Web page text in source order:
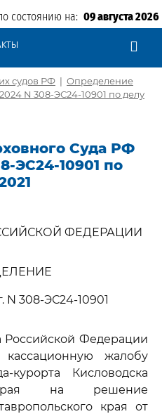
состоянию на: 09 августа 2026
судов РФ | Определение
N 308-ЭС24-10901 по делу
Суда РФ
ЭС24-10901 по
ФЕДЕРАЦИИ
N 308-ЭС24-10901
Российской Федерации
жалобу
курорта Кисловодска
края на решение
края от